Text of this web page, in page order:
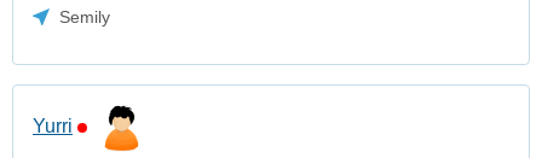
Semily
Yurri